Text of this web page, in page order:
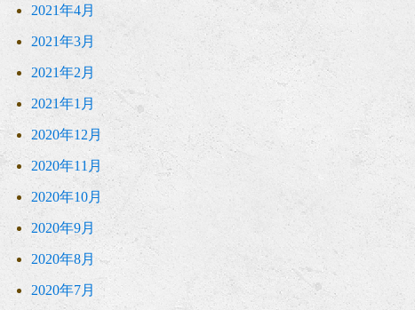
2021年4月
2021年3月
2021年2月
2021年1月
2020年12月
2020年11月
2020年10月
2020年9月
2020年8月
2020年7月